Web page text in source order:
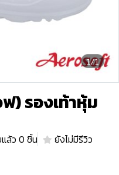
1/1
) รองเท้าหุ้ม
ล้ว 0 ชิ้น
ยังไม่มีรีวิว